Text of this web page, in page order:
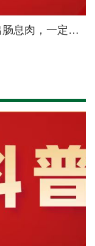
【广医保定|听大夫说·肿瘤科】查出肠息肉，一定会变成肠癌吗？